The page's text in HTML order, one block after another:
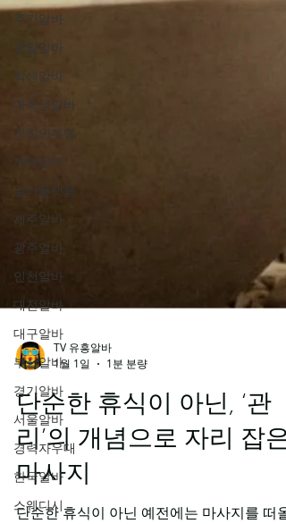
주간알바
평일알바
학생알바
대학생알바
직장인부업
재택알바
알바플랫폼
제주알바
광주알바
인천알바
대전알바
대구알바
부산알바
경기알바
서울알바
경력자우대
한국알바
스웨디시
TV 유흥알바
1월 1일
1분 분량
단순한 휴식이 아닌, ‘관
리’의 개념으로 자리 잡은
마사지